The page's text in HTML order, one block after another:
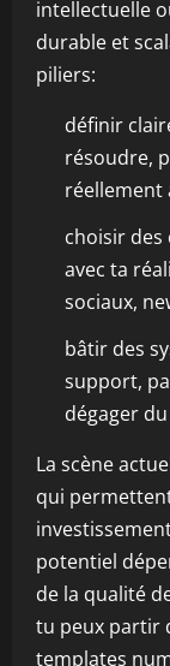
intellectuelle
durable et
piliers:
définir
résoudre,
réellement
choisir
avec ta
sociaux,
bâtir des
support,
dégager du
La scène
qui
potentiel
de la qualité
tu peux partir
templates